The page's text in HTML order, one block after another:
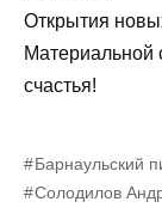
Открытия
Материальной
счастья!
Барнаульский
Солодилов